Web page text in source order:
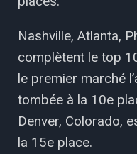
Nashville, Atlanta,
complètent le top
le premier marché
tombée à la 10e
Denver, Colorado,
la 15e place.